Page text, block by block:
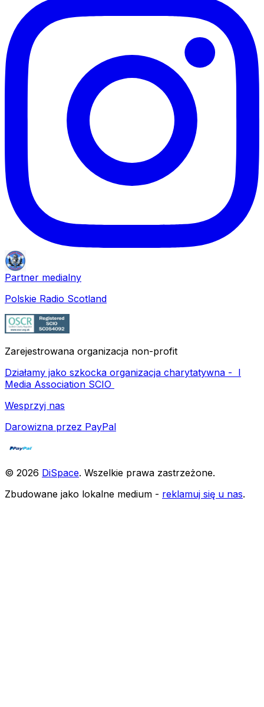
Partner medialny
Polskie Radio Scotland
Zarejestrowana organizacja non-profit
Działamy jako szkocka organizacja charytatywna - I
Media Association SCIO
Wesprzyj nas
Darowizna przez PayPal
© 2026 DiSpace. Wszelkie prawa zastrzeżone.
Zbudowane jako lokalne medium - reklamuj się u nas.